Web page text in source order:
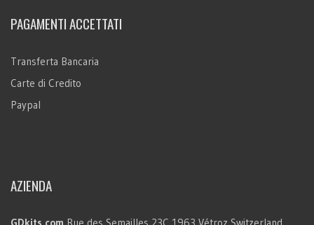
PAGAMENTI ACCETTATI
Transferta Bancaria
Carte di Credito
Paypal
AZIENDA